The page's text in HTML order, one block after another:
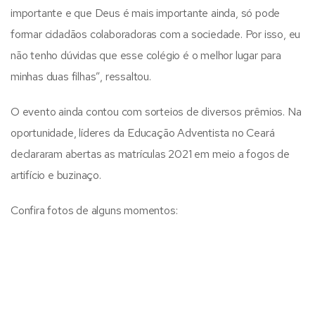
importante e que Deus é mais importante ainda, só pode
formar cidadãos colaboradoras com a sociedade. Por isso, eu
não tenho dúvidas que esse colégio é o melhor lugar para
minhas duas filhas”, ressaltou.
O evento ainda contou com sorteios de diversos prêmios. Na
oportunidade, líderes da Educação Adventista no Ceará
declararam abertas as matrículas 2021 em meio a fogos de
artifício e buzinaço.
Confira fotos de alguns momentos: